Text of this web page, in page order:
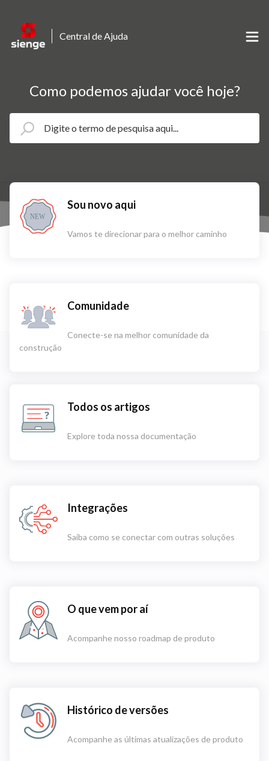
Central de Ajuda
Como podemos ajudar você hoje?
NEW
Sou novo aqui
Vamos te direcionar para o melhor caminho
Comunidade
Conecte-se na melhor comunidade da
construção
Todos os artigos
Explore toda nossa documentação
Integrações
Saiba como se conectar com outras soluções
O que vem por aí
Acompanhe nosso roadmap de produto
Histórico de versões
Acompanhe as últimas atualizações de produto